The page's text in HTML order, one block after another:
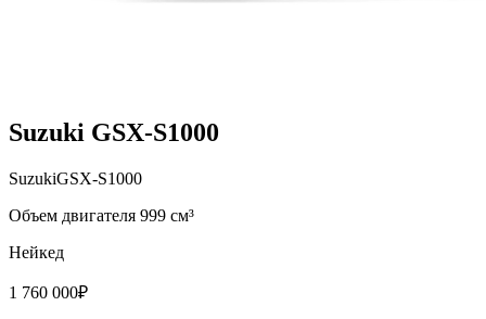
Suzuki GSX-S1000
SuzukiGSX-S1000
Объем двигателя 999 см³
Нейкед
1 760 000₽